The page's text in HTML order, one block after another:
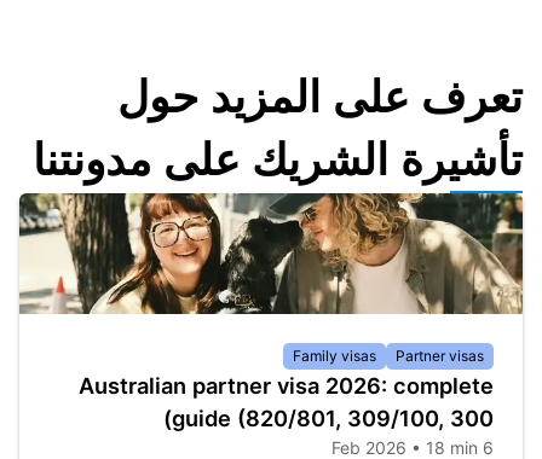
تعرف على المزيد حول
تأشيرة الشريك على مدونتنا
Partner visas
Family visas
Australian partner visa 2026: complete
guide (820/801, 309/100, 300)
6 Feb 2026 • 18 min